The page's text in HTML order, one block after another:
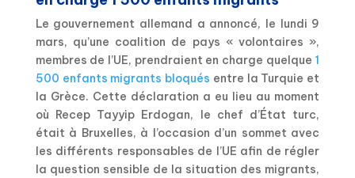
Le gouvernement allemand a annoncé, le lundi 9
mars, qu’une coalition de pays « volontaires »,
membres de l’UE, prendraient en charge quelque 1
500 enfants migrants bloqués entre la Turquie et
la Grèce. Cette déclaration a eu lieu au moment
où Recep Tayyip Erdogan, le chef d’État turc,
était à Bruxelles, à l’occasion d’un sommet avec
les différents responsables de l’UE afin de régler
la question sensible de la situation des migrants,